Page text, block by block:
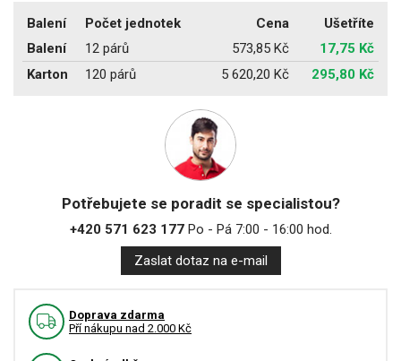
Balení Počet jednotek Cena
Ušetříte
Balení
12 párů 573,85 Kč
17,75 Kč
Karton
120 párů 5 620,20 Kč 295,80 Kč
Potřebujete se poradit se specialistou?
+420 571 623 177Po - Pá 7:00 - 16:00 hod.
Zaslat dotaz na e-mail
Doprava zdarma
Pří nákupu nad 2.000 Kč